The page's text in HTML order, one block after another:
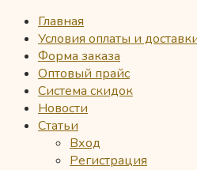
Главная
Условия оплаты и
Форма заказа
Оптовый прайс
Система скидок
Новости
Статьи
Вход
Регистрация